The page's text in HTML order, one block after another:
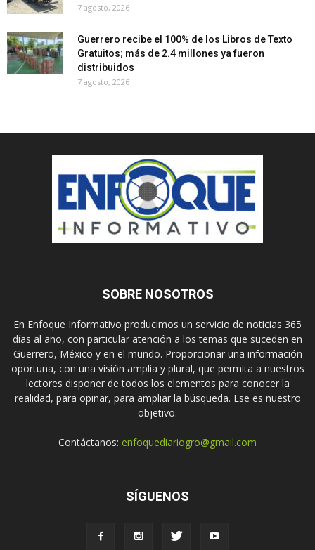
7 agosto, 2026
Guerrero recibe el 100% de los Libros de Texto
Gratuitos; más de 2.4 millones ya fueron
distribuidos
7 agosto, 2026
SOBRE NOSOTROS
En Enfoque Informativo producimos un servicio de noticias 365
días al año, con particular atención a los temas que suceden en
Guerrero, México y en el mundo. Proporcionar una información
oportuna, con una visión amplia y plural, que permita a nuestros
lectores disponer de todos los elementos para conocer la
realidad, para opinar, para ampliar la búsqueda. Ese es nuestro
objetivo.
Contáctanos: enfoquediariogro@gmail.com
SÍGUENOS